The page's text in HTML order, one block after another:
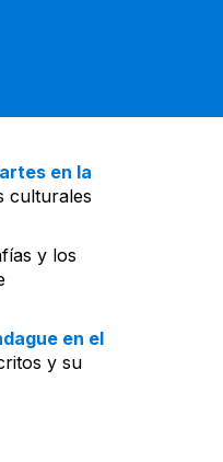
en la
culturales
y los
en el
y su